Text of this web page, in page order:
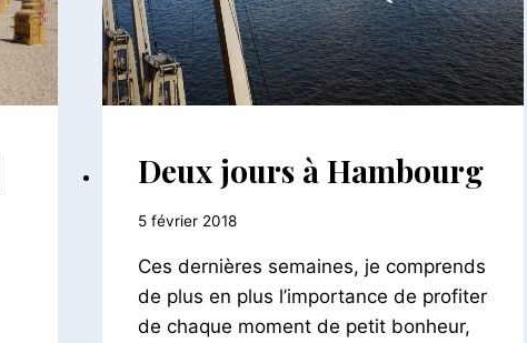
ALLEMAGNE
Deux jours à Hambourg
Par
Petit
Pois
5 février 2018
Ces dernières semaines, je comprends
de plus en plus l’importance de profiter
de chaque moment de petit bonheur,